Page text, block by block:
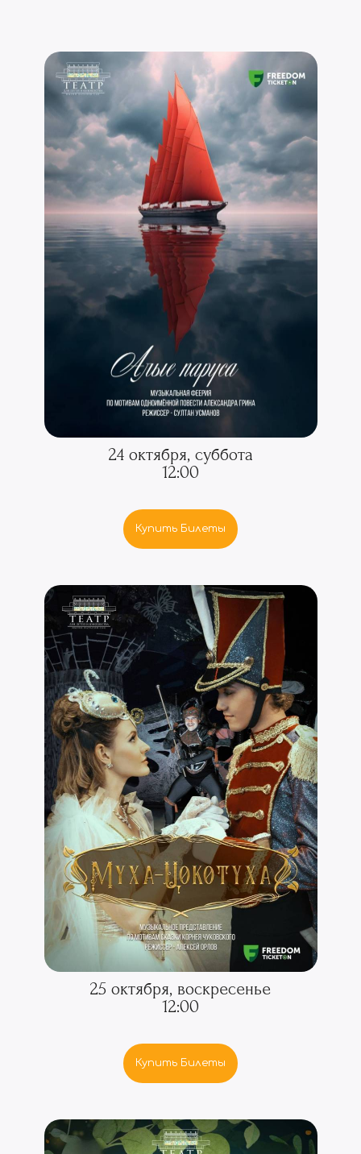
24 октября, суббота
12:00
Купить Билеты
25 октября, воскресенье
12:00
Купить Билеты